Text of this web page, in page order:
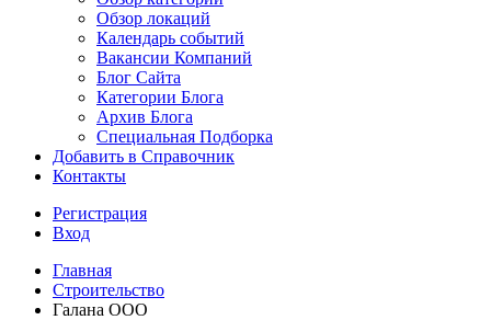
Обзор локаций
Календарь событий
Вакансии Компаний
Блог Сайта
Категории Блога
Архив Блога
Специальная Подборка
Добавить в Справочник
Контакты
Регистрация
Вход
Главная
Строительство
Галана ООО